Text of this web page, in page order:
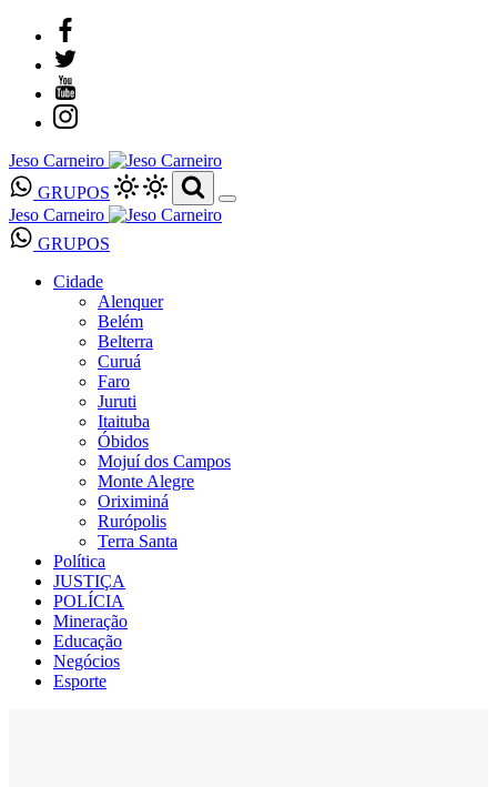
Jeso Carneiro
GRUPOS
Jeso Carneiro
GRUPOS
Cidade
Alenquer
Belém
Belterra
Curuá
Faro
Juruti
Itaituba
Óbidos
Mojuí dos Campos
Monte Alegre
Oriximiná
Rurópolis
Terra Santa
Política
JUSTIÇA
POLÍCIA
Mineração
Educação
Negócios
Esporte